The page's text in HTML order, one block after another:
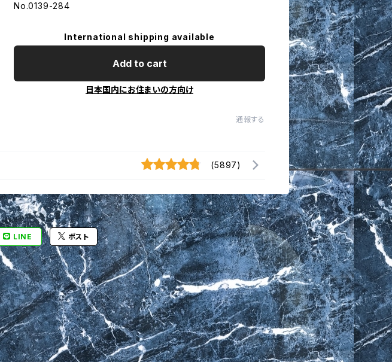
No.0139-284
International shipping available
Add to cart
日本国内にお住まいの方向け
通報する
(5897)
LINE ポスト